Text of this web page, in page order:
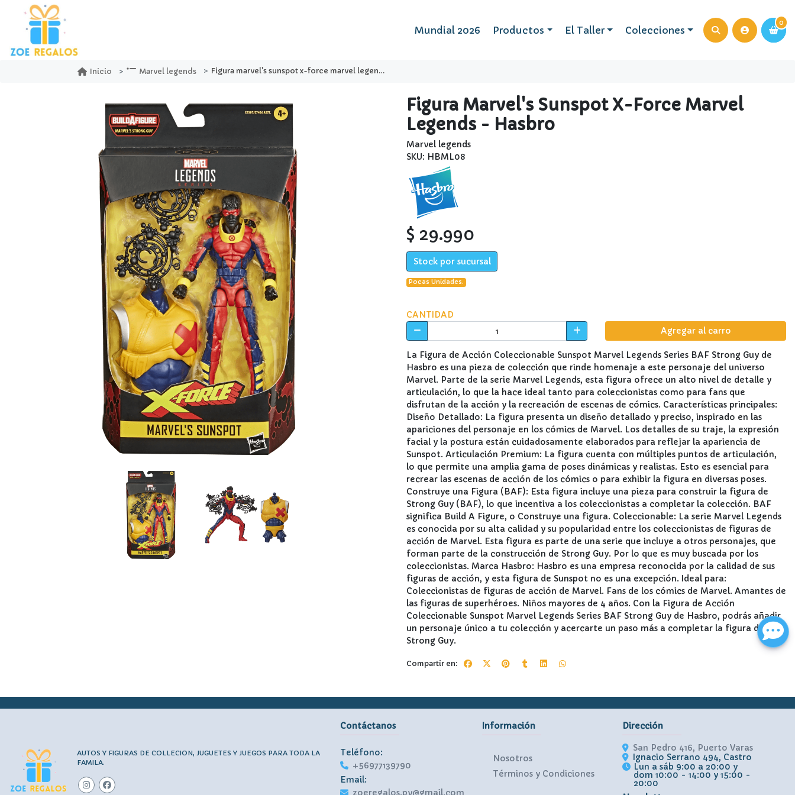
0
Mundial 2026 Productos El Taller Colecciones
0
Inicio Marvel legends Figura marvel's sunspot x-force marvel legends - hasbro
Figura Marvel's Sunspot X-Force Marvel
Legends - Hasbro
Marvel legends
SKU: HBML08
$ 29.990
Stock por sucursal
Pocas Unidades.
CANTIDAD
Agregar al carro
La Figura de Acción Coleccionable Sunspot Marvel Legends Series BAF Strong Guy de
Hasbro es una pieza de colección que rinde homenaje a este personaje del universo
Marvel. Parte de la serie Marvel Legends, esta figura ofrece un alto nivel de detalle y
articulación, lo que la hace ideal tanto para coleccionistas como para fans que
disfrutan de la acción y la recreación de escenas de cómics. Características principales:
Diseño Detallado: La figura presenta un diseño detallado y preciso, inspirado en las
apariciones del personaje en los cómics de Marvel. Los detalles de su traje, la expresión
facial y la postura están cuidadosamente elaborados para reflejar la apariencia de
Sunspot. Articulación Premium: La figura cuenta con múltiples puntos de articulación,
lo que permite una amplia gama de poses dinámicas y realistas. Esto es esencial para
recrear las escenas de acción de los cómics o para exhibir la figura en diversas poses.
Construye una Figura (BAF): Esta figura incluye una pieza para construir la figura de
Strong Guy (BAF), lo que incentiva a los coleccionistas a completar la colección. BAF
significa Build A Figure, o Construye una figura. Coleccionable: La serie Marvel Legends
es conocida por su alta calidad y su popularidad entre los coleccionistas de figuras de
acción de Marvel. Esta figura es parte de una serie que incluye a otros personajes, que
forman parte de la construcción de Strong Guy. Por lo que es muy buscada por los
coleccionistas. Marca Hasbro: Hasbro es una empresa reconocida por la calidad de sus
figuras de acción, y esta figura de Sunspot no es una excepción. Ideal para:
Coleccionistas de figuras de acción de Marvel. Fans de los cómics de Marvel. Amantes de
las figuras de superhéroes. Niños mayores de 4 años. Con la Figura de Acción
Coleccionable Sunspot Marvel Legends Series BAF Strong Guy de Hasbro, podrás añadir
un personaje único a tu colección y acercarte un paso más a completar la figura de
Strong Guy.
Compartir en:
Contáctanos
Teléfono:
+56977139790
Email:
zoeregalos.pv@gmail.com
Información
Nosotros
Términos y Condiciones
Dirección
San Pedro 416, Puerto Varas
Ignacio Serrano 494, Castro
Lun a sáb 9:00 a 20:00 y
dom 10:00 - 14:00 y 15:00 -
20:00
AUTOS Y FIGURAS DE COLLECION, JUGUETES Y JUEGOS PARA TODA LA
FAMILA.